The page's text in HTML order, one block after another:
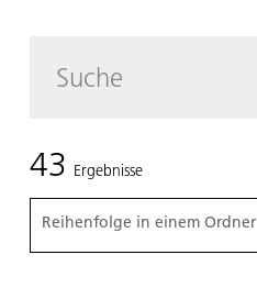
43 Ergebnisse
Reihenfolge in einem Ordner